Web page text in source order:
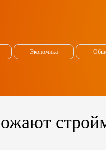
Экономика